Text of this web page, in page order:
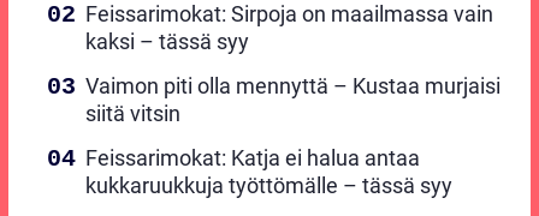
Feissarimokat: Sirpoja on maailmassa vain
kaksi – tässä syy
Vaimon piti olla mennyttä – Kustaa murjaisi
siitä vitsin
Feissarimokat: Katja ei halua antaa
kukkaruukkuja työttömälle – tässä syy